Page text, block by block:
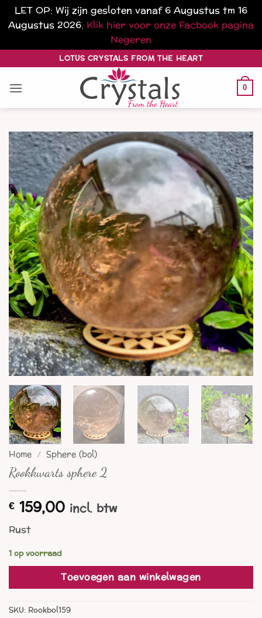
LET OP: Wij zijn gesloten vanaf 6 Augustus tm 16
Augustus 2026. Klik hier voor onze Facbook pagina
Negeren
naar
inhoud
LOTUS CRYSTALS FROM THE HEART
0
Home / Sphere (bol)
Rookkwarts sphere 2
€ 159,00 incl. btw
Rust
1 op voorraad
Toevoegen aan winkelwagen
SKU: Rookbol159